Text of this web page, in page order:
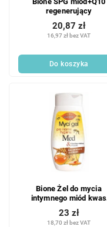
regenerujący
16,97 zł bez VAT
20,87 zł
Do koszyka
Bione Żel do mycia
intymnego miód kwas
mlekowy
18,70 zł bez VAT
23 zł